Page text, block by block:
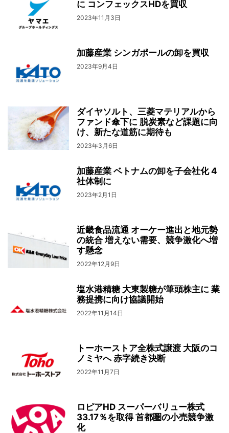
に コンフェックスHDを買収
2023年11月3日
加藤産業 シンガポールの卸を買収
2023年9月4日
ダイヤソルト、三菱マテリアルから
ファンド傘下に 脱炭素など課題に向
け、新たな道筋に期待も
2023年3月6日
加藤産業 ベトナムの卸を子会社化 4
社体制に
2023年2月1日
近畿食品流通 オーケー進出と地元勢
の統合 増えない需要、競争激化へ増
す懸念
2022年12月9日
塩水港精糖 大東製糖が筆頭株主に 業
務提携に向け協議開始
2022年11月14日
トーホーストア全株式譲渡 大阪のコ
ノミヤへ 赤字続き決断
2022年11月7日
ロピアHD スーパーバリュー株式
33.17％を取得 首都圏の小売競争激
化